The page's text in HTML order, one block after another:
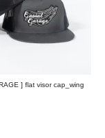
] flat visor cap_wing